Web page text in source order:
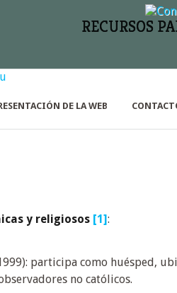
RECURSOS
DE LA WEB
y religiosos [1]:
participa como huésped,
no católicos.